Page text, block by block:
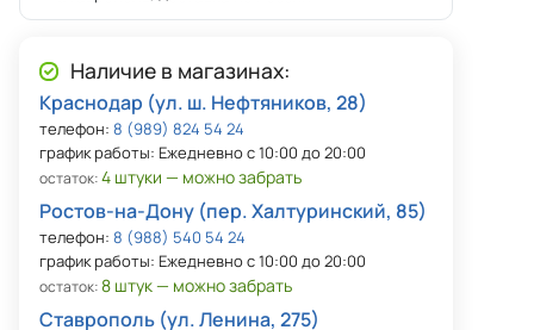
Наличие в магазинах:
Краснодар (ул. ш. Нефтяников, 28)
телефон: 8 (989) 824 54 24
график работы: Ежедневно с 10:00 до 20:00
остаток:4 штуки — можно забрать
Ростов-на-Дону (пер. Халтуринский, 85)
телефон: 8 (988) 540 54 24
график работы: Ежедневно с 10:00 до 20:00
остаток:8 штук — можно забрать
Ставрополь (ул. Ленина, 275)